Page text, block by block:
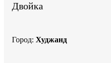
Двойка
Город: Худжанд